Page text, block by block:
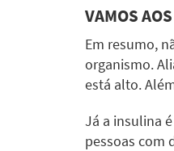
VAMOS
Em resumo,
organismo.
está alto.
Já a insulina
pessoas com